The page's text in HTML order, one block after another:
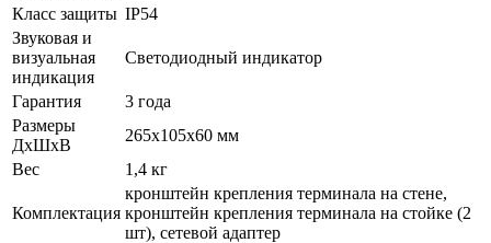
Класс защиты IP54
Звуковая и
визуальная
индикация
Светодиодный индикатор
Гарантия
3 года
Размеры
ДхШхВ
265x105x60 мм
Вес
1,4 кг
Комплектация
кронштейн крепления терминала на стене,
кронштейн крепления терминала на стойке (2
шт), сетевой адаптер